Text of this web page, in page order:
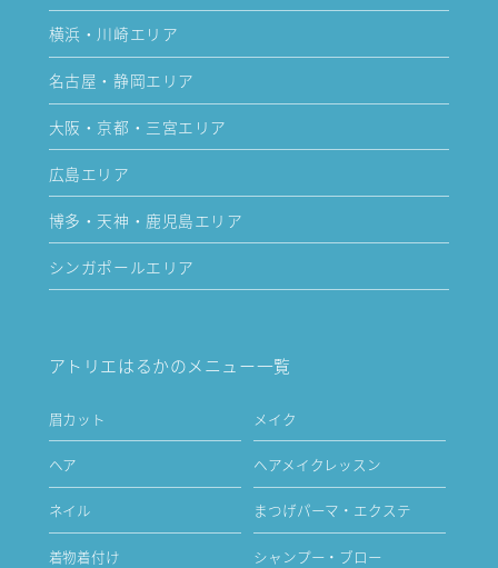
横浜・川崎エリア
名古屋・静岡エリア
大阪・京都・三宮エリア
広島エリア
博多・天神・鹿児島エリア
シンガポールエリア
アトリエはるかのメニュー一覧
眉カット メイク
ヘア ヘアメイクレッスン
ネイル まつげパーマ・エクステ
着物着付け シャンプー・ブロー